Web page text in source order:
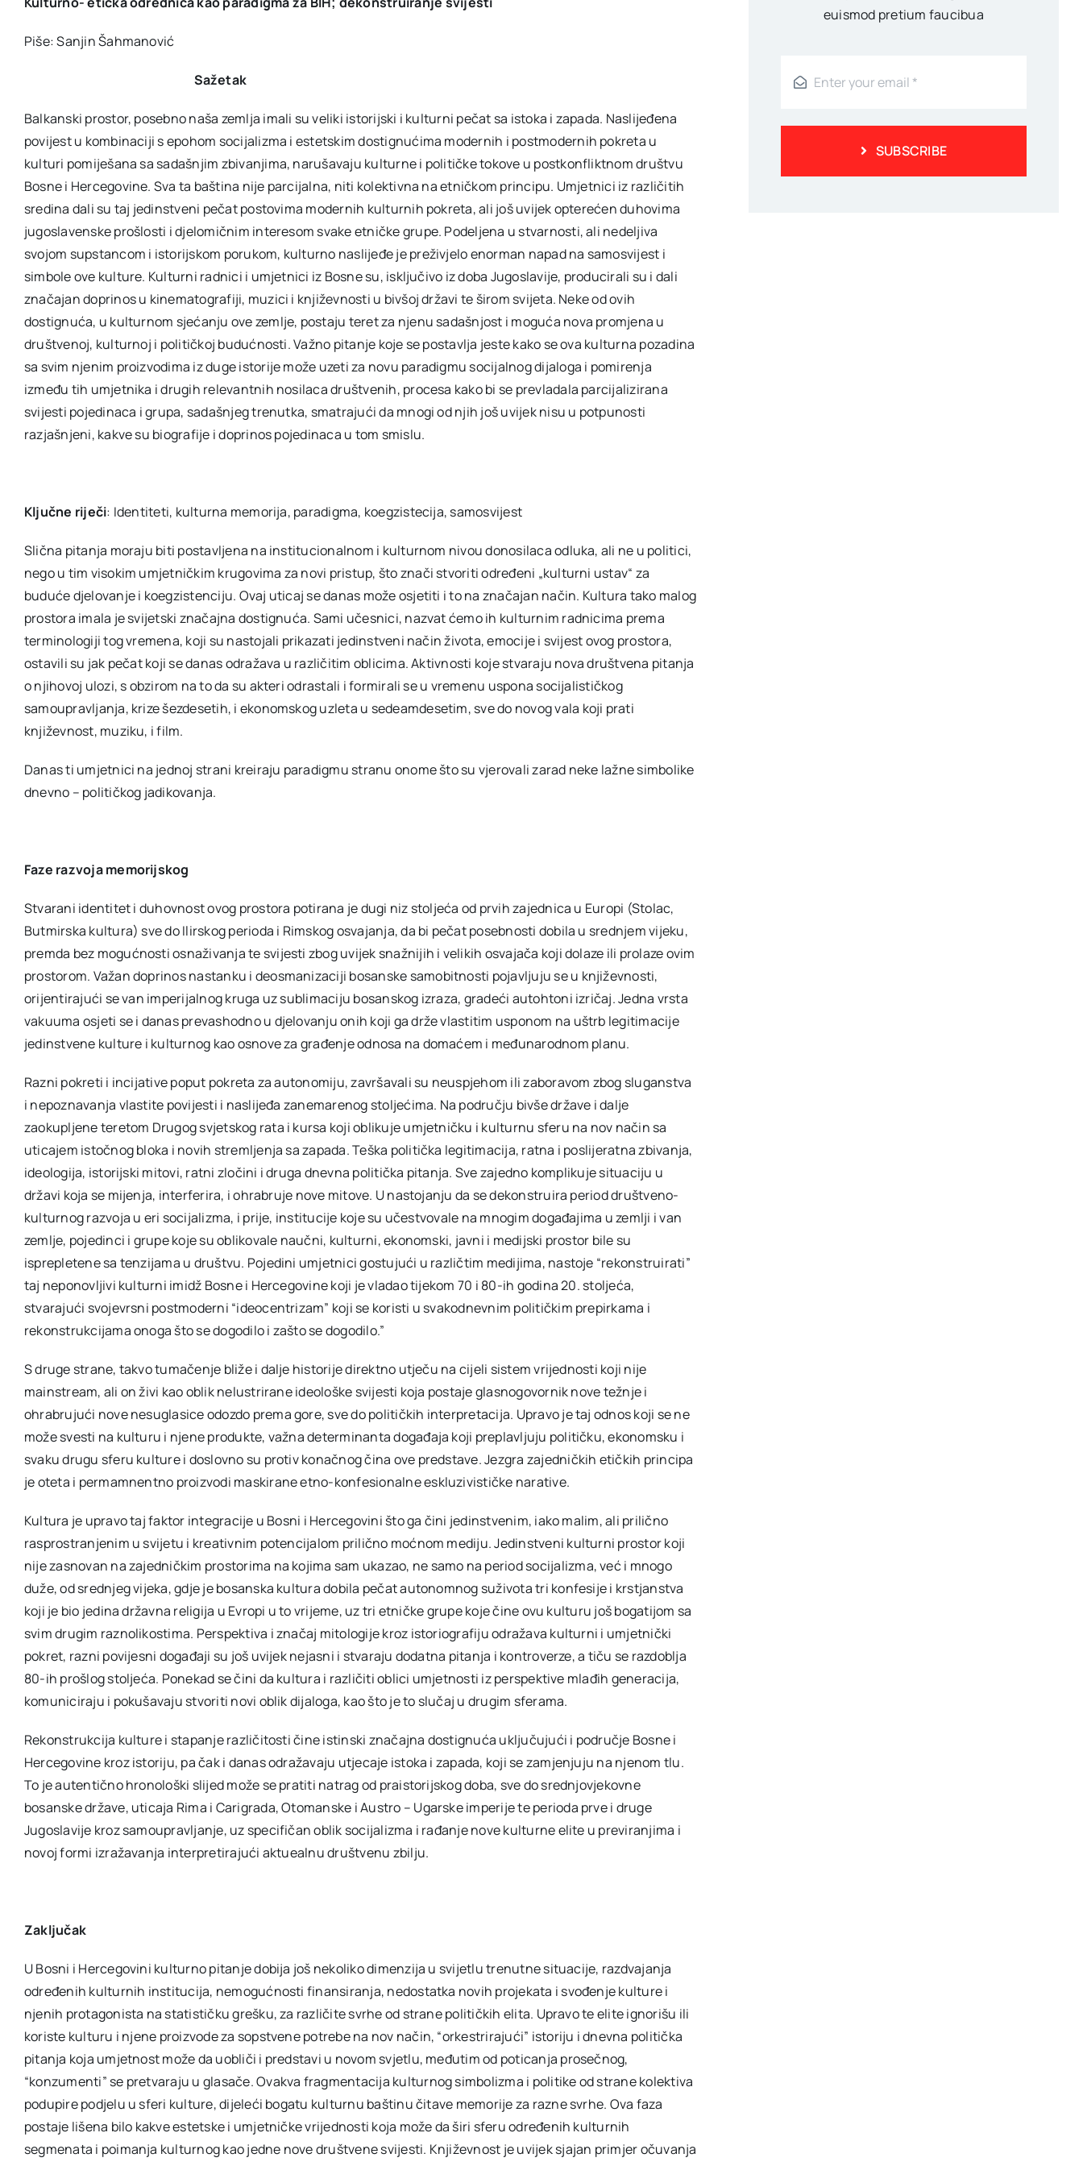
Piše: Sanjin Šahmanović
Sažetak
Balkanski prostor, posebno naša zemlja imali su veliki istorijski i kulturni pečat sa istoka i zapada. Naslijeđena
povijest u kombinaciji s epohom socijalizma i estetskim dostignućima modernih i postmodernih pokreta u
kulturi pomiješana sa sadašnjim zbivanjima, narušavaju kulturne i političke tokove u postkonfliktnom društvu
Bosne i Hercegovine. Sva ta baština nije parcijalna, niti kolektivna na etničkom principu. Umjetnici iz različitih
sredina dali su taj jedinstveni pečat postovima modernih kulturnih pokreta, ali još uvijek opterećen duhovima
jugoslavenske prošlosti i djelomičnim interesom svake etničke grupe. Podeljena u stvarnosti, ali nedeljiva
svojom supstancom i istorijskom porukom, kulturno naslijeđe je preživjelo enorman napad na samosvijest i
simbole ove kulture. Kulturni radnici i umjetnici iz Bosne su, isključivo iz doba Jugoslavije, producirali su i dali
značajan doprinos u kinematografiji, muzici i književnosti u bivšoj državi te širom svijeta. Neke od ovih
dostignuća, u kulturnom sjećanju ove zemlje, postaju teret za njenu sadašnjost i moguća nova promjena u
društvenoj, kulturnoj i političkoj budućnosti. Važno pitanje koje se postavlja jeste kako se ova kulturna pozadina
sa svim njenim proizvodima iz duge istorije može uzeti za novu paradigmu socijalnog dijaloga i pomirenja
između tih umjetnika i drugih relevantnih nosilaca društvenih, procesa kako bi se prevladala parcijalizirana
svijesti pojedinaca i grupa, sadašnjeg trenutka, smatrajući da mnogi od njih još uvijek nisu u potpunosti
razjašnjeni, kakve su biografije i doprinos pojedinaca u tom smislu.
Ključne riječi: Identiteti, kulturna memorija, paradigma, koegzistecija, samosvijest
Slična pitanja moraju biti postavljena na institucionalnom i kulturnom nivou donosilaca odluka, ali ne u politici,
nego u tim visokim umjetničkim krugovima za novi pristup, što znači stvoriti određeni „kulturni ustav“ za
buduće djelovanje i koegzistenciju. Ovaj uticaj se danas može osjetiti i to na značajan način. Kultura tako malog
prostora imala je svijetski značajna dostignuća. Sami učesnici, nazvat ćemo ih kulturnim radnicima prema
terminologiji tog vremena, koji su nastojali prikazati jedinstveni način života, emocije i svijest ovog prostora,
ostavili su jak pečat koji se danas odražava u različitim oblicima. Aktivnosti koje stvaraju nova društvena pitanja
o njihovoj ulozi, s obzirom na to da su akteri odrastali i formirali se u vremenu uspona socijalističkog
samoupravljanja, krize šezdesetih, i ekonomskog uzleta u sedeamdesetim, sve do novog vala koji prati
književnost, muziku, i film.
Danas ti umjetnici na jednoj strani kreiraju paradigmu stranu onome što su vjerovali zarad neke lažne simbolike
dnevno – političkog jadikovanja.
Faze razvoja memorijskog
Stvarani identitet i duhovnost ovog prostora potirana je dugi niz stoljeća od prvih zajednica u Europi (Stolac,
Butmirska kultura) sve do Ilirskog perioda i Rimskog osvajanja, da bi pečat posebnosti dobila u srednjem vijeku,
premda bez mogućnosti osnaživanja te svijesti zbog uvijek snažnijih i velikih osvajača koji dolaze ili prolaze ovim
prostorom. Važan doprinos nastanku i deosmanizaciji bosanske samobitnosti pojavljuju se u književnosti,
orijentirajući se van imperijalnog kruga uz sublimaciju bosanskog izraza, gradeći autohtoni izričaj. Jedna vrsta
vakuuma osjeti se i danas prevashodno u djelovanju onih koji ga drže vlastitim usponom na uštrb legitimacije
jedinstvene kulture i kulturnog kao osnove za građenje odnosa na domaćem i međunarodnom planu.
Razni pokreti i incijative poput pokreta za autonomiju, završavali su neuspjehom ili zaboravom zbog sluganstva
i nepoznavanja vlastite povijesti i naslijeđa zanemarenog stoljećima. Na području bivše države i dalje
zaokupljene teretom Drugog svjetskog rata i kursa koji oblikuje umjetničku i kulturnu sferu na nov način sa
uticajem istočnog bloka i novih stremljenja sa zapada. Teška politička legitimacija, ratna i poslijeratna zbivanja,
ideologija, istorijski mitovi, ratni zločini i druga dnevna politička pitanja. Sve zajedno komplikuje situaciju u
državi koja se mijenja, interferira, i ohrabruje nove mitove. U nastojanju da se dekonstruira period društveno-
kulturnog razvoja u eri socijalizma, i prije, institucije koje su učestvovale na mnogim događajima u zemlji i van
zemlje, pojedinci i grupe koje su oblikovale naučni, kulturni, ekonomski, javni i medijski prostor bile su
isprepletene sa tenzijama u društvu. Pojedini umjetnici gostujući u različtim medijima, nastoje “rekonstruirati”
taj neponovljivi kulturni imidž Bosne i Hercegovine koji je vladao tijekom 70 i 80-ih godina 20. stoljeća,
stvarajući svojevrsni postmoderni “ideocentrizam” koji se koristi u svakodnevnim političkim prepirkama i
rekonstrukcijama onoga što se dogodilo i zašto se dogodilo.”
S druge strane, takvo tumačenje bliže i dalje historije direktno utječu na cijeli sistem vrijednosti koji nije
mainstream, ali on živi kao oblik nelustrirane ideološke svijesti koja postaje glasnogovornik nove težnje i
ohrabrujući nove nesuglasice odozdo prema gore, sve do političkih interpretacija. Upravo je taj odnos koji se ne
može svesti na kulturu i njene produkte, važna determinanta događaja koji preplavljuju političku, ekonomsku i
svaku drugu sferu kulture i doslovno su protiv konačnog čina ove predstave. Jezgra zajedničkih etičkih principa
je oteta i permamnentno proizvodi maskirane etno-konfesionalne eskluzivističke narative.
Kultura je upravo taj faktor integracije u Bosni i Hercegovini što ga čini jedinstvenim, iako malim, ali prilično
rasprostranjenim u svijetu i kreativnim potencijalom prilično moćnom mediju. Jedinstveni kulturni prostor koji
nije zasnovan na zajedničkim prostorima na kojima sam ukazao, ne samo na period socijalizma, već i mnogo
duže, od srednjeg vijeka, gdje je bosanska kultura dobila pečat autonomnog suživota tri konfesije i krstjanstva
koji je bio jedina državna religija u Evropi u to vrijeme, uz tri etničke grupe koje čine ovu kulturu još bogatijom sa
svim drugim raznolikostima. Perspektiva i značaj mitologije kroz istoriografiju odražava kulturni i umjetnički
pokret, razni povijesni događaji su još uvijek nejasni i stvaraju dodatna pitanja i kontroverze, a tiču se razdoblja
80-ih prošlog stoljeća. Ponekad se čini da kultura i različiti oblici umjetnosti iz perspektive mlađih generacija,
komuniciraju i pokušavaju stvoriti novi oblik dijaloga, kao što je to slučaj u drugim sferama.
Rekonstrukcija kulture i stapanje različitosti čine istinski značajna dostignuća uključujući i područje Bosne i
Hercegovine kroz istoriju, pa čak i danas odražavaju utjecaje istoka i zapada, koji se zamjenjuju na njenom tlu.
To je autentično hronološki slijed može se pratiti natrag od praistorijskog doba, sve do srednjovjekovne
bosanske države, uticaja Rima i Carigrada, Otomanske i Austro – Ugarske imperije te perioda prve i druge
Jugoslavije kroz samoupravljanje, uz specifičan oblik socijalizma i rađanje nove kulturne elite u previranjima i
novoj formi izražavanja interpretirajući aktuealnu društvenu zbilju.
Zaključak
U Bosni i Hercegovini kulturno pitanje dobija još nekoliko dimenzija u svijetlu trenutne situacije, razdvajanja
određenih kulturnih institucija, nemogućnosti finansiranja, nedostatka novih projekata i svođenje kulture i
njenih protagonista na statističku grešku, za različite svrhe od strane političkih elita. Upravo te elite ignorišu ili
koriste kulturu i njene proizvode za sopstvene potrebe na nov način, “orkestrirajući” istoriju i dnevna politička
pitanja koja umjetnost može da uobliči i predstavi u novom svjetlu, međutim od poticanja prosečnog,
“konzumenti” se pretvaraju u glasače. Ovakva fragmentacija kulturnog simbolizma i politike od strane kolektiva
podupire podjelu u sferi kulture, dijeleći bogatu kulturnu baštinu čitave memorije za razne svrhe. Ova faza
postaje lišena bilo kakve estetske i umjetničke vrijednosti koja može da širi sferu određenih kulturnih
segmenata i poimanja kulturnog kao jedne nove društvene svijesti. Književnost je uvijek sjajan primjer očuvanja
euismod pretium faucibua
SUBSCRIBE